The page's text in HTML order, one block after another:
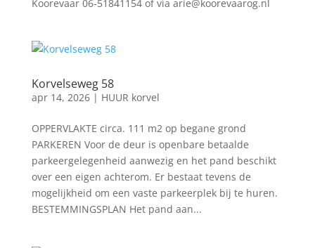
Koorevaar 06-51841154 of via arie@koorevaarog.nl
Korvelseweg 58
apr 14, 2026| HUUR korvel
OPPERVLAKTE circa. 111 m2 op begane grond
PARKEREN Voor de deur is openbare betaalde
parkeergelegenheid aanwezig en het pand beschikt
over een eigen achterom. Er bestaat tevens de
mogelijkheid om een vaste parkeerplek bij te huren.
BESTEMMINGSPLAN Het pand aan...